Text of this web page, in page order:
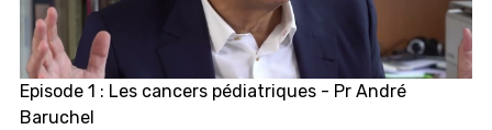
Episode 1 : Les cancers pédiatriques - Pr André
Baruchel